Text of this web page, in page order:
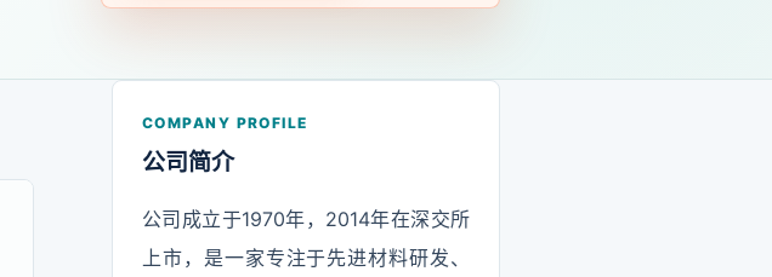
COMPANY PROFILE
公司简介
公司成立于1970年，2014年在深交所
上市，是一家专注于先进材料研发、